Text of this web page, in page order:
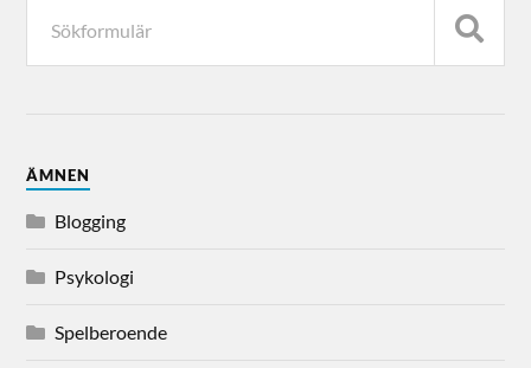
ÄMNEN
Blogging
Psykologi
Spelberoende